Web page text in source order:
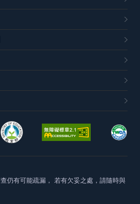
仍有可能疏漏， 若有欠妥之處，請隨時與